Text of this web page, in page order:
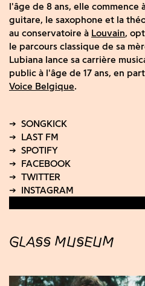
l'âge de 8 ans, elle commence
guitare, le saxophone et la
au conservatoire à Louvain,
le parcours classique de sa
Lubiana lance sa carrière
public à l'âge de 17 ans, en
Voice Belgique.
GLASS MUSEUM